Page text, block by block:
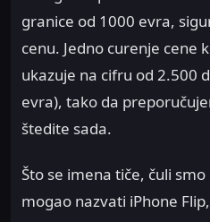
granice od 1000 evra,
cenu. Jedno curenje cene
ukazuje na cifru od 2.500
evra), tako da
štedite sada.
Što se imena tiče, čuli
mogao nazvati iPhone